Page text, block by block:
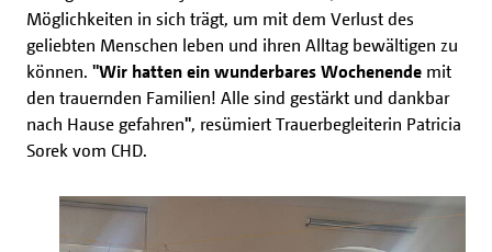
Möglichkeiten in sich trägt, um mit dem Verlust des
geliebten Menschen leben und ihren Alltag bewältigen zu
können. "Wir hatten ein wunderbares Wochenende mit
den trauernden Familien! Alle sind gestärkt und dankbar
nach Hause gefahren", resümiert Trauerbegleiterin Patricia
Sorek vom CHD.